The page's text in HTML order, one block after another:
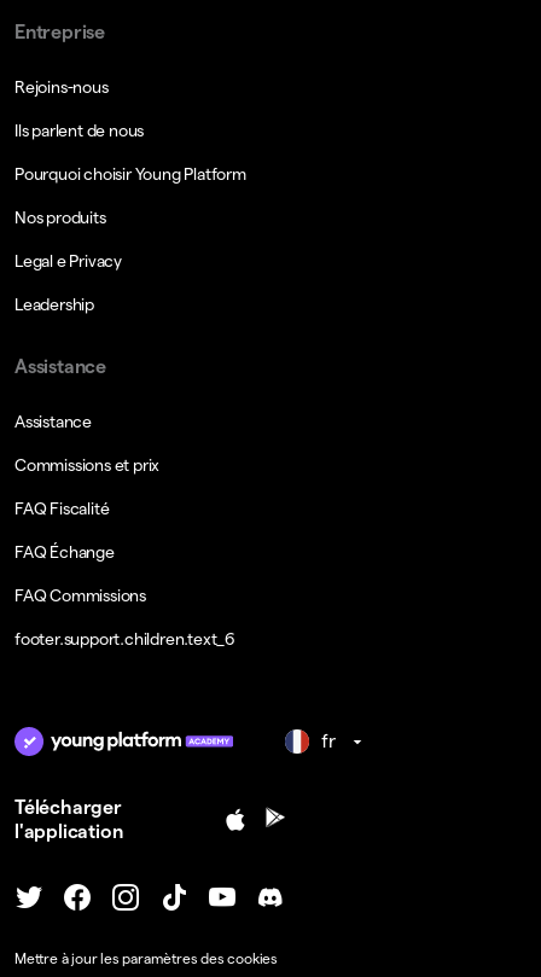
Entreprise
Rejoins-nous
Ils parlent de nous
Pourquoi choisir Young Platform
Nos produits
Legal e Privacy
Leadership
Assistance
Assistance
Commissions et prix
FAQ Fiscalité
FAQ Échange
FAQ Commissions
footer.support.children.text_6
fr
Télécharger
l'application
Mettre à jour les paramètres des cookies